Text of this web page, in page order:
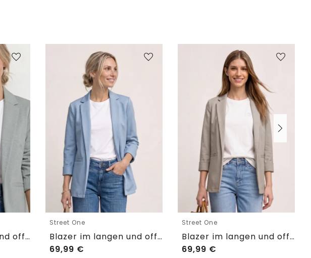
Blazer im langen und offenen Schnitt
Street One
Blazer im langen und offenen Schnitt
69,99 €
Street One
Blazer im langen und offenen Schnitt
69,99 €